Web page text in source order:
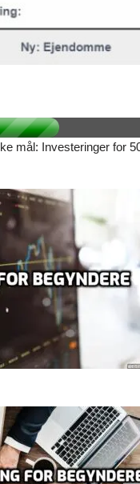
mål: Investeringer for